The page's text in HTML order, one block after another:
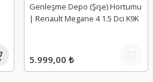
Genleşme Depo (Şişe) Hortumu
| Renault Megane 4 1.5 Dci K9K
5.999,00 ₺